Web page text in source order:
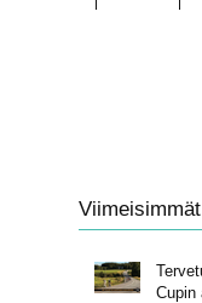
Cupin